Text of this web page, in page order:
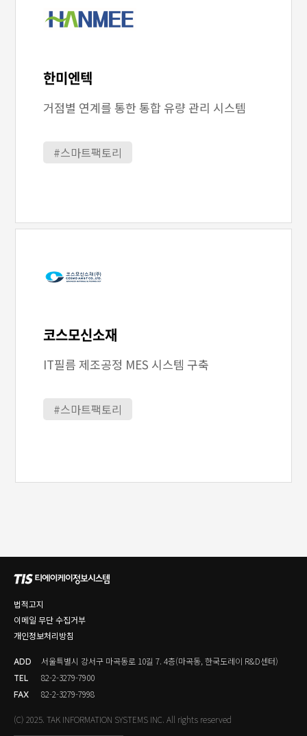
한미엔텍
거점별 연계를 통한 통합 유량 관리 시스템
#스마트팩토리
코스모신소재
IT필름 제조공정 MES 시스템 구축
#스마트팩토리
법적고지
이메일 무단 수집거부
개인정보처리방침
ADD 서울특별시 강서구 마곡동로 10길 7. 4층(마곡동, 한국도레이 R&D센터)
TEL 82-2-3279-7900
FAX 82-2-3279-7998
(C) 2025. TAK INFORMATION SYSTEMS INC. All rights reserved